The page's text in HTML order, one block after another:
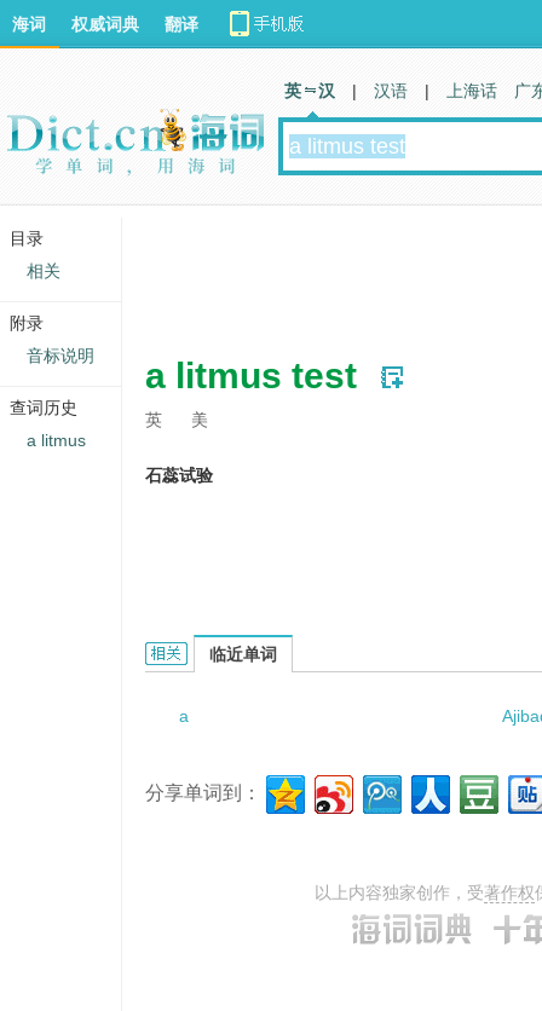
a litmus test
英 美
石蕊试验
a litmus test的相关资料：
临近单词
a
分享单词到：
以上内容独家创作，受著作权
海词 权威词典 翻译
英 汉 | 汉语 | 上海话 广
目录
相关
附录
音标说明
查词历史
a litmus